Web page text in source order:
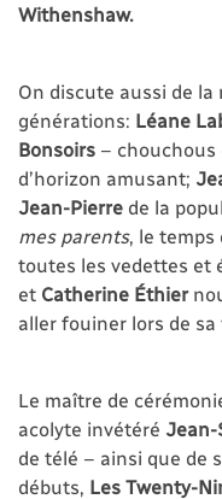
Withenshaw.
On discute aussi de
générations: Léane
Bonsoirs –
d’horizon amusant;
Jean-Pierre de la
mes parents, le temps
toutes les vedettes et
et Catherine Éthier
aller fouiner lors de sa
Le maître de
acolyte invétéré Jean-
de télé – ainsi que de
débuts, Les Twenty-